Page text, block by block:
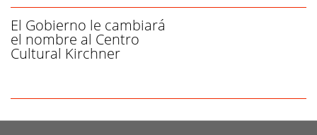
El Gobierno le cambiará
el nombre al Centro
Cultural Kirchner